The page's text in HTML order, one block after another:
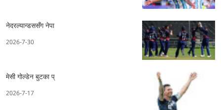
नेदरल्यान्डससँग नेपा
2026-7-30
मेसी गोल्डेन बुटका प्
2026-7-17